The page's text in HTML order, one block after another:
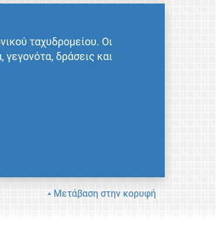
ταχυδρομείου. Οι
γεγονότα, δράσεις και
Μετάβαση στην κορυφή